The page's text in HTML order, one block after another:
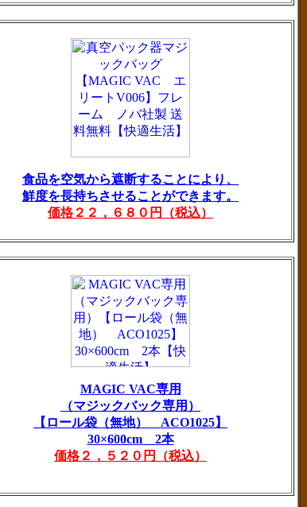
食品を空気から遮断することにより、
鮮度を長持ちさせることができます。
価格２２，６８０円（税込）
MAGIC VAC専用
（マジックバック専用）
【ロール袋（無地） ACO1025】
30×600cm 2本
価格２，５２０円（税込）